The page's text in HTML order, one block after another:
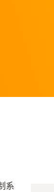
系